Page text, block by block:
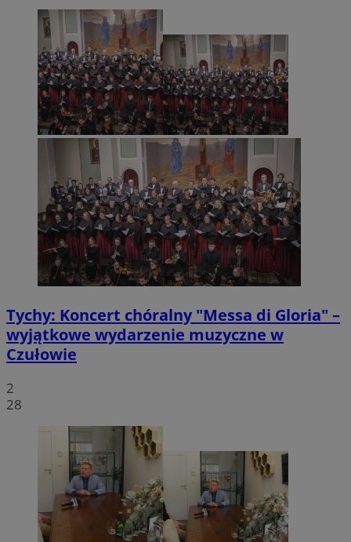
Tychy: Koncert chóralny "Messa di Gloria" –
wyjątkowe wydarzenie muzyczne w
Czułowie
2
28